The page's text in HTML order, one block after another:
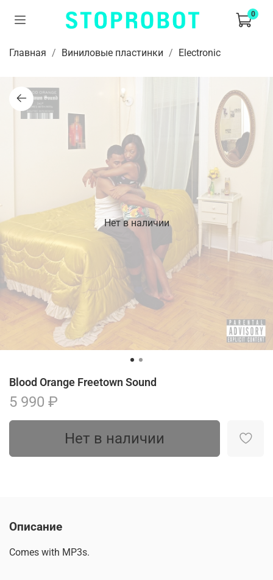
0
Главная Виниловые пластинки Electronic
Нет в наличии
Blood Orange Freetown Sound
5 990 ₽
Нет в наличии
Описание
Comes with MP3s.